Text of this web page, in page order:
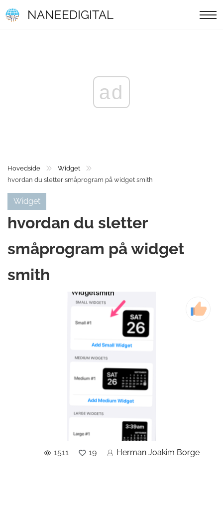
NANEEDIGITAL
ad
Hovedside
Widget
hvordan du sletter småprogram på widget smith
Widget
hvordan du sletter
småprogram på widget
smith
1511 19 Herman Joakim Borge